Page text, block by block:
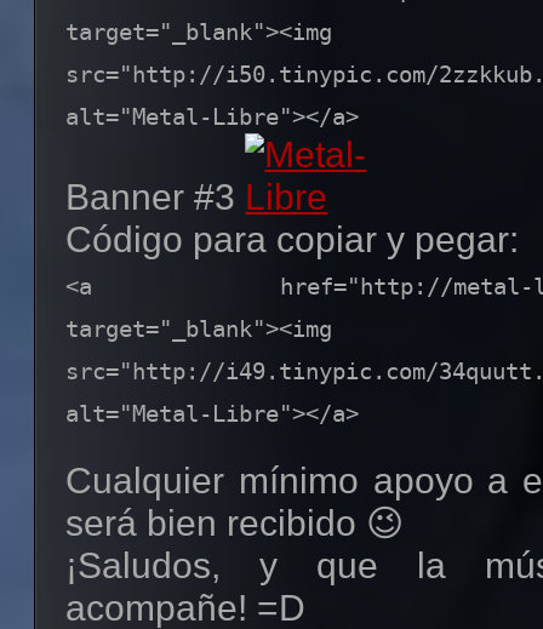
target="_blank"><img
src="http://i50.tinypic.com/
alt="Metal-Libre"></a>
Banner #3
Código para copiar y pegar:
<a href="http://metal-
target="_blank"><img
src="http://i49.tinypic.com/
alt="Metal-Libre"></a>
Cualquier mínimo apoyo a
será bien recibido 😉
¡Saludos, y que la
acompañe! =D